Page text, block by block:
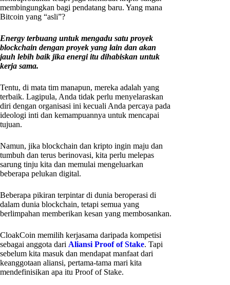
membingungkan bagi pendatang baru. Yang mana
Bitcoin yang “asli”?
Energy terbuang untuk mengadu satu proyek
blockchain dengan proyek yang lain dan akan
jauh lebih baik jika energi itu dihabiskan untuk
kerja sama.
Tentu, di mata tim manapun, mereka adalah yang
terbaik. Lagipula, Anda tidak perlu menyelaraskan
diri dengan organisasi ini kecuali Anda percaya pada
ideologi inti dan kemampuannya untuk mencapai
tujuan.
Namun, jika blockchain dan kripto ingin maju dan
tumbuh dan terus berinovasi, kita perlu melepas
sarung tinju kita dan memulai mengeluarkan
beberapa pelukan digital.
Beberapa pikiran terpintar di dunia beroperasi di
dalam dunia blockchain, tetapi semua yang
berlimpahan memberikan kesan yang membosankan.
CloakCoin memilih kerjasama daripada kompetisi
sebagai anggota dari Aliansi Proof of Stake. Tapi
sebelum kita masuk dan mendapat manfaat dari
keanggotaan aliansi, pertama-tama mari kita
mendefinisikan apa itu Proof of Stake.